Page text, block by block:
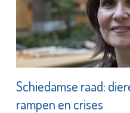
Schiedamse raad:
rampen en crises